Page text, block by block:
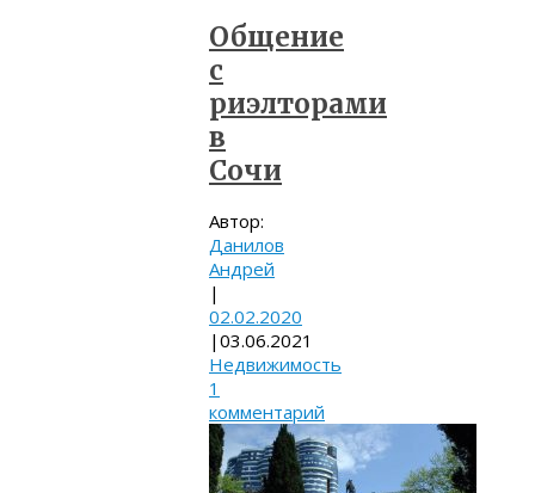
Общение
с
риэлторами
в
Сочи
Автор:
Данилов
Андрей
|
02.02.2020
| 03.06.2021
Недвижимость
1
комментарий